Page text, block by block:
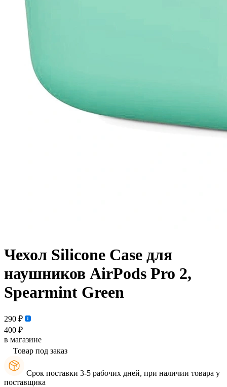
Чехол Silicone Case для
наушников AirPods Pro 2,
Spearmint Green
290 ₽
400 ₽
в магазине
Товар под заказ
Срок поставки 3-5 рабочих дней, при наличии товара у
поставщика